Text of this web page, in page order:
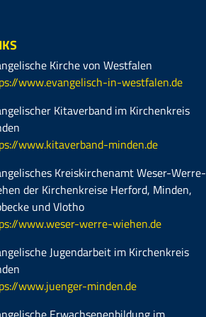
Kirche von Westfalen
www.evangelisch-in-westfalen.de
Kitaverband im Kirchenkreis
www.kitaverband-minden.de
Kreiskirchenamt Weser-Werre-
der Kirchenkreise Herford, Minden,
und Vlotho
www.weser-werre-wiehen.de
Jugendarbeit im Kirchenkreis
www.juenger-minden.de